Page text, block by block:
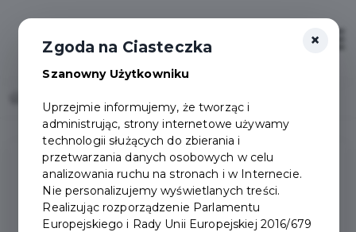
DEFIBRYLATORY
×
Zgoda na Ciasteczka
Szanowny Użytkowniku
Uprzejmie informujemy, że tworząc i
administrując, strony internetowe używamy
technologii służących do zbierania i
przetwarzania danych osobowych w celu
analizowania ruchu na stronach i w Internecie.
Nie personalizujemy wyświetlanych treści.
Realizując rozporządzenie Parlamentu
Europejskiego i Rady Unii Europejskiej 2016/679